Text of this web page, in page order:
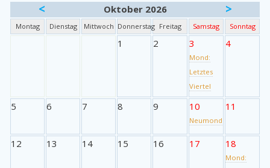
< Oktober 2026 >
Montag Dienstag Mittwoch Donnerstag Freitag Samstag Sonntag
1 2 3
Mond:
Letztes
Viertel
4
5 6 7 8 9 10
Neumond
11
12 13 14 15 16 17 18
Mond: